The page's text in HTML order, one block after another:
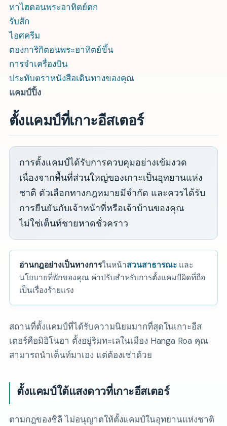
ทาไฮตอนพระอาทิตย์ตก
รับสัก
ไอศครีม
ตองการิกิตอนพระอาทิตย์ขึ้น
การจำเครื่องบิน
ประทับตราหนังสือเดินทางของคุณ
แคมป์ปิ้ง
ตั้งแคมป์ที่เกาะอีสเตอร์
การตั้งแคมป์ได้รับการควบคุมอย่างเข้มงวด
เนื่องจากพื้นที่ส่วนใหญ่ของเกาะเป็นอุทยานแห่ง
ชาติ ตัวเลือกทางกฎหมายมีจำกัด และควรได้รับ
การยืนยันกับเจ้าหน้าที่หรือเจ้าบ้านของคุณ
ไม่ใช่เต็นท์ชายหาดชั่วคราว
อ่านกฎอย่างเป็นทางการในหน้าสวนสาธารณะ และ
นโยบายที่พักของคุณ ค่าปรับสำหรับการตั้งแคมป์ผิดที่ถือ
เป็นเรื่องร้ายแรง
สถานที่ตั้งแคมป์ที่ได้รับความนิยมมากที่สุดในเกาะอีส
เตอร์คือมิฮิโนอา ตั้งอยู่ริมทะเลในเมือง Hanga Roa คุณ
สามารถนำเต็นท์มาเอง แต่ต้องเช่าด้วย
ตั้งแคมป์ใต้แสงดาวที่เกาะอีสเตอร์
ตามกฎของชิลี ไม่อนุญาตให้ตั้งแคมป์ในอุทยานแห่งชาติ